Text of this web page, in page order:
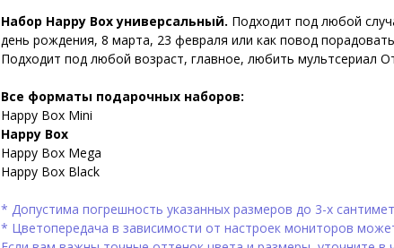
Набор Happy Box универсальный. Подходит под любой
день рождения, 8 марта, 23 февраля или как повод
Подходит под любой возраст, главное, любить мультсериал
Все форматы подарочных наборов:
Happy Box Mini
Happy Box
Happy Box Mega
Happy Box Black
* Допустима погрешность указанных размеров до 3-х
* Цветопередача в зависимости от настроек мониторов